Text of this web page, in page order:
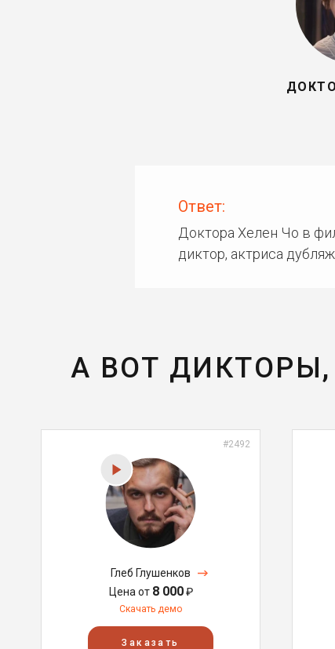
Ответ:
Доктора Хелен Чо в
диктор, актриса
А ВОТ
#2492
Глеб Глушенков
Цена от 8 000₽
Скачать демо
Заказать